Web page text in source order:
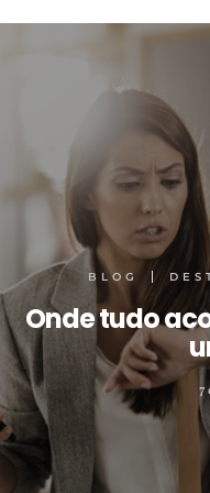
BLOG
Onde tudo
7